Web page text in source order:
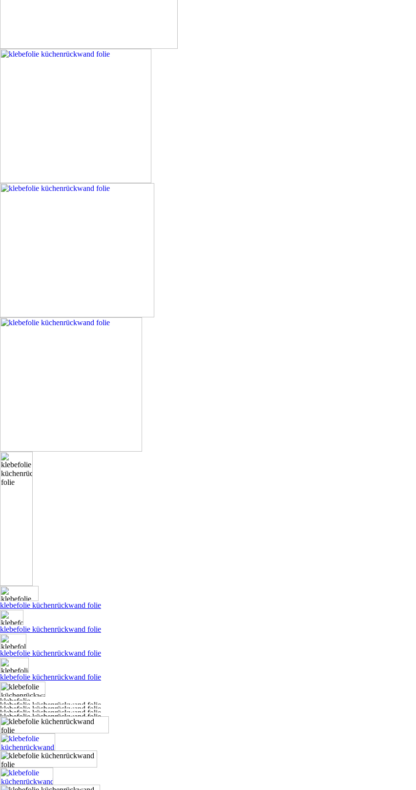
klebefolie küchenrückwand folie
klebefolie küchenrückwand folie
klebefolie küchenrückwand folie
klebefolie küchenrückwand folie